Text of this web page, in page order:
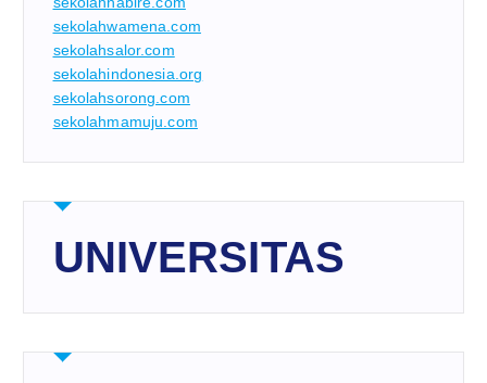
sekolahwamena.com
sekolahsalor.com
sekolahindonesia.org
sekolahsorong.com
sekolahmamuju.com
UNIVERSITAS